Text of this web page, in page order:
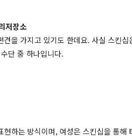
저장소
을 가지고 있기도 한데요. 사실 스킨십
단 중 하나입니다.
하는 방식이며, 여성은 스킨십을 통해